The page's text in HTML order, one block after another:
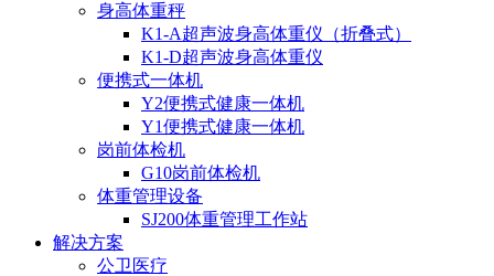
身高体重秤
K1-A超声波身高体重仪（折叠式）
K1-D超声波身高体重仪
便携式一体机
Y2便携式健康一体机
Y1便携式健康一体机
岗前体检机
G10岗前体检机
体重管理设备
SJ200体重管理工作站
解决方案
公卫医疗